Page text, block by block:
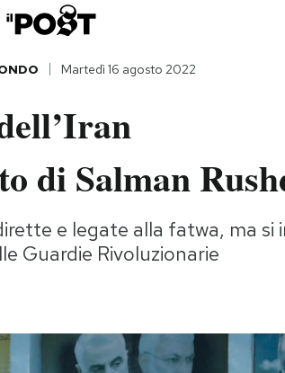
Martedì 16 agosto 2022
di Salman
e legate alla fatwa, ma si
Guardie Rivoluzionarie